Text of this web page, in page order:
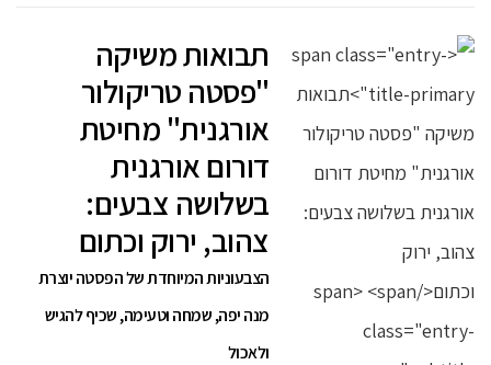
תבואות משיקה
"פסטה טריקולור
אורגנית" מחיטת
דורום אורגנית
בשלושה צבעים:
צהוב, ירוק וכתום
הצבעוניות המיוחדת של הפסטה יוצרת
מנה יפה, שמחה וטעימה, שכיף להגיש
ולאכול